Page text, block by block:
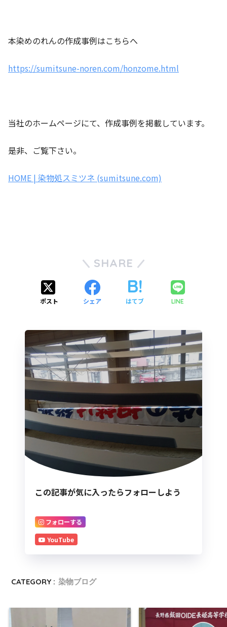
本染めのれんの作成事例はこちらへ
https://sumitsune-noren.com/honzome.html
当社のホームページにて、作成事例を掲載しています。
是非、ご覧下さい。
HOME | 染物処スミツネ (sumitsune.com)
SHARE
ポスト シェア はてブ LINE
この記事が気に入ったらフォローしよう
フォローする
YouTube
CATEGORY : 染物ブログ